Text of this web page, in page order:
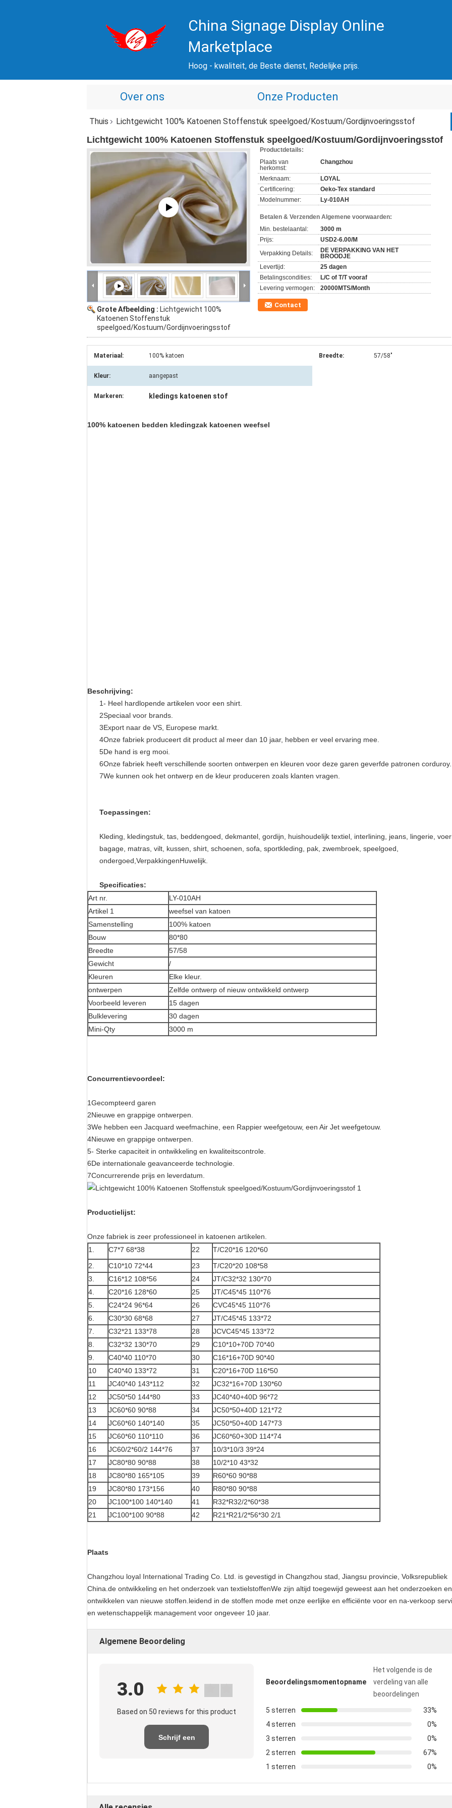
China Signage Display Online
Marketplace
Hoog - kwaliteit, de Beste dienst, Redelijke prijs.
Over ons Onze Producten
Thuis Lichtgewicht 100% Katoenen Stoffenstuk speelgoed/Kostuum/Gordijnvoeringsstof
Lichtgewicht 100% Katoenen Stoffenstuk speelgoed/Kostuum/Gordijnvoeringsstof
Grote Afbeelding : Lichtgewicht 100%
Katoenen Stoffenstuk
speelgoed/Kostuum/Gordijnvoeringsstof
Productdetails:
Plaats van
herkomst:
Changzhou
Merknaam:
LOYAL
Certificering:
Oeko-Tex standard
Modelnummer:
Ly-010AH
Betalen & Verzenden Algemene voorwaarden:
Min. bestelaantal:
3000 m
Prijs:
USD2-6.00/M
Verpakking Details:
DE VERPAKKING VAN HET
BROODJE
Levertijd:
25 dagen
Betalingscondities:
L/C of T/T vooraf
Levering vermogen:
20000MTS/Month
Contact
Materiaal: 100% katoen Breedte: 57/58"
Kleur: aangepast
Markeren: kledings katoenen stof
100% katoenen bedden kledingzak katoenen weefsel
Beschrijving:
1- Heel hardlopende artikelen voor een shirt.
2Speciaal voor brands.
3Export naar de VS, Europese markt.
4Onze fabriek produceert dit product al meer dan 10 jaar, hebben er veel ervaring mee.
5De hand is erg mooi.
6Onze fabriek heeft verschillende soorten ontwerpen en kleuren voor deze garen geverfde patronen corduroy.
7We kunnen ook het ontwerp en de kleur produceren zoals klanten vragen.
Toepassingen:
Kleding, kledingstuk, tas, beddengoed, dekmantel, gordijn, huishoudelijk textiel, interlining, jeans, lingerie,
bagage, matras, vilt, kussen, shirt, schoenen, sofa, sportkleding, pak, zwembroek, speelgoed,
ondergoed,VerpakkingenHuwelijk.
Specificaties:
Art nr.
LY-010AH
Artikel 1
weefsel van katoen
Samenstelling
100% katoen
Bouw
80*80
Breedte
57/58
Gewicht
/
Kleuren
Elke kleur.
ontwerpen
Zelfde ontwerp of nieuw ontwikkeld ontwerp
Voorbeeld leveren
15 dagen
Bulklevering
30 dagen
Mini-Qty
3000 m
Concurrentievoordeel:
1Gecompteerd garen
2Nieuwe en grappige ontwerpen.
3We hebben een Jacquard weefmachine, een Rappier weefgetouw, een Air Jet weefgetouw.
4Nieuwe en grappige ontwerpen.
5- Sterke capaciteit in ontwikkeling en kwaliteitscontrole.
6De internationale geavanceerde technologie.
7Concurrerende prijs en leverdatum.
Productielijst:
Onze fabriek is zeer professioneel in katoenen artikelen.
1.
C7*7 68*38 22
T/C20*16 120*60
2.
C10*10 72*44 23
T/C20*20 108*58
3.
C16*12 108*56 24
JT/C32*32 130*70
4.
C20*16 128*60 25
JT/C45*45 110*76
5.
C24*24 96*64 26
CVC45*45 110*76
6.
C30*30 68*68 27
JT/C45*45 133*72
7.
C32*21 133*78 28
JCVC45*45 133*72
8.
C32*32 130*70 29
C10*10+70D 70*40
9.
C40*40 110*70 30
C16*16+70D 90*40
10
C40*40 133*72 31
C20*16+70D 116*50
11
JC40*40 143*112 32
JC32*16+70D 130*60
12
JC50*50 144*80 33
JC40*40+40D 96*72
13
JC60*60 90*88 34
JC50*50+40D 121*72
14
JC60*60 140*140 35
JC50*50+40D 147*73
15
JC60*60 110*110 36
JC60*60+30D 114*74
16
JC60/2*60/2 144*76 37
10/3*10/3 39*24
17
JC80*80 90*88 38
10/2*10 43*32
18
JC80*80 165*105 39
R60*60 90*88
19
JC80*80 173*156 40
R80*80 90*88
20
JC100*100 140*140 41
R32*R32/2*60*38
21
JC100*100 90*88 42 R21*R21/2*56*30 2/1
Plaats
Changzhou loyal International Trading Co. Ltd. is gevestigd in Changzhou stad, Jiangsu provincie, Volksrepubliek
China.de ontwikkeling en het onderzoek van textielstoffenWe zijn altijd toegewijd geweest aan het onderzoeken en
ontwikkelen van nieuwe stoffen.leidend in de stoffen mode met onze eerlijke en efficiënte voor en na-verkoop
en wetenschappelijk management voor ongeveer 10 jaar.
Algemene Beoordeling
3.0
Based on 50 reviews for this product
Schrijf een
Beoordelingsmomentopname
Het volgende is de
verdeling van alle
beoordelingen
5 sterren
33%
4 sterren
0%
3 sterren
0%
2 sterren
67%
1 sterren
0%